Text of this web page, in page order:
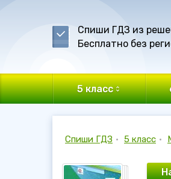
Спиши ГДЗ из
Бесплатно без
5 класс
Спиши ГДЗ • 5 класс •